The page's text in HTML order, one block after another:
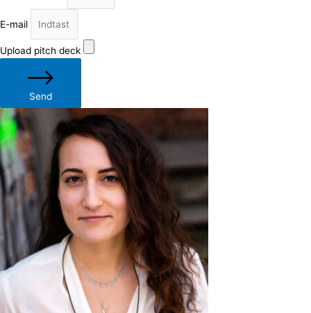
E-mail
Upload pitch deck
Send